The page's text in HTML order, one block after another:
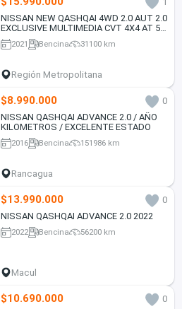
NISSAN NEW QASHQAI 4WD 2.0 AUT 2.0
EXCLUSIVE MULTIMEDIA CVT 4X4 AT 5P
(2021)
2021 Bencina 31100 km
Región Metropolitana
$8.990.000
0
NISSAN QASHQAI ADVANCE 2.0 / AÑO
KILOMETROS / EXCELENTE ESTADO
2016 Bencina 151986 km
Rancagua
$13.990.000
0
NISSAN QASHQAI ADVANCE 2.0 2022
2022 Bencina 56200 km
Macul
$10.690.000
0